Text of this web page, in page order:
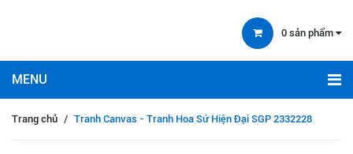
0 sản phẩm
Trang chủ / Tranh Canvas - Tranh Hoa Sứ Hiện Đại SGP 2332228